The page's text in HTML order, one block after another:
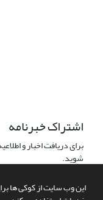
این وب سایت از کوکی ها
اشتراک خبرنامه
برای دریافت اخبار و
شوید.